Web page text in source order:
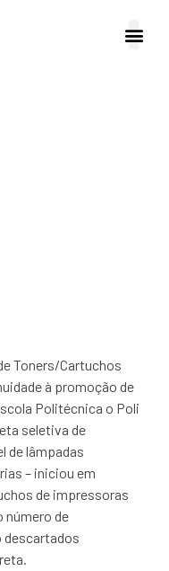
Toners/Cartuchos
à promoção de
Politécnica o Poli
seletiva de
de lâmpadas
– iniciou em
de impressoras
número de
descartados